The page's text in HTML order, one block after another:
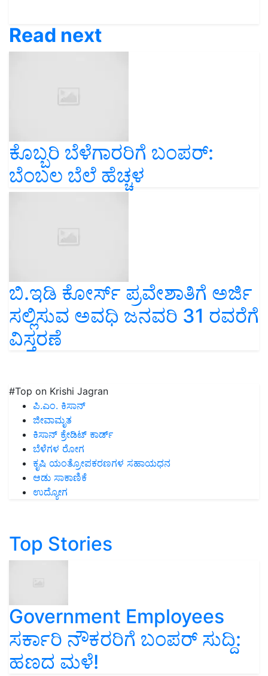
Read next
ಕೊಬ್ಬರಿ ಬೆಳೆಗಾರರಿಗೆ ಬಂಪರ್‌:
ಬೆಂಬಲ ಬೆಲೆ ಹೆಚ್ಚಳ
ಬಿ.ಇಡಿ ಕೋರ್ಸ್ ಪ್ರವೇಶಾತಿಗೆ ಅರ್ಜಿ
ಸಲ್ಲಿಸುವ ಅವಧಿ ಜನವರಿ 31 ರವರೆಗೆ
ವಿಸ್ತರಣೆ
#Top on Krishi Jagran
ಪಿ.ಎಂ. ಕಿಸಾನ್
ಜೀವಾಮೃತ
ಕಿಸಾನ್ ಕ್ರೇಡಿಟ್ ಕಾರ್ಡ್
ಬೆಳೆಗಳ ರೋಗ
ಕೃಷಿ ಯಂತ್ರೋಪಕರಣಗಳ ಸಹಾಯಧನ
ಆಡು ಸಾಕಾಣಿಕೆ
ಉದ್ಯೋಗ
Top Stories
Government Employees
ಸರ್ಕಾರಿ ನೌಕರರಿಗೆ ಬಂಪರ್‌ ಸುದ್ದಿ:
ಹಣದ ಮಳೆ!